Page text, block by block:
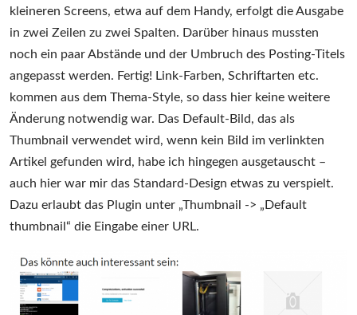
kleineren Screens, etwa auf dem Handy, erfolgt die Ausgabe
in zwei Zeilen zu zwei Spalten. Darüber hinaus mussten
noch ein paar Abstände und der Umbruch des Posting-Titels
angepasst werden. Fertig! Link-Farben, Schriftarten etc.
kommen aus dem Thema-Style, so dass hier keine weitere
Änderung notwendig war. Das Default-Bild, das als
Thumbnail verwendet wird, wenn kein Bild im verlinkten
Artikel gefunden wird, habe ich hingegen ausgetauscht –
auch hier war mir das Standard-Design etwas zu verspielt.
Dazu erlaubt das Plugin unter „Thumbnail -> „Default
thumbnail“ die Eingabe einer URL.